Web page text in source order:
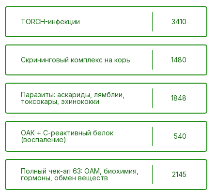
TORCH-инфекции 3410
Скрининговый комплекс на корь 1480
Паразиты: аскариды, лямблии,
токсокары, эхинококки
1848
ОАК + С-реактивный белок
(воспаление)
540
Полный чек-ап 63: ОАМ, биохимия,
гормоны, обмен веществ
2145